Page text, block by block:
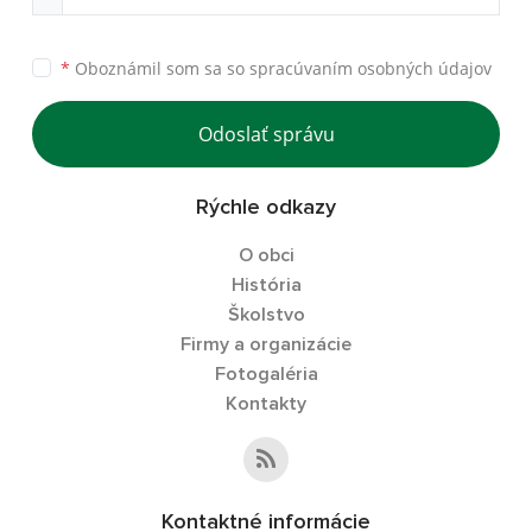
* Oboznámil som sa so spracúvaním osobných údajov
Odoslať správu
Rýchle odkazy
O obci
História
Školstvo
Firmy a organizácie
Fotogaléria
Kontakty
Kontaktné informácie